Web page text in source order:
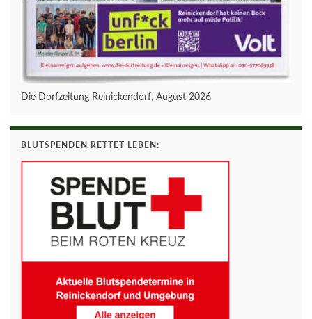
Die Dorfzeitung Reinickendorf, August 2026
BLUTSPENDEN RETTET LEBEN: